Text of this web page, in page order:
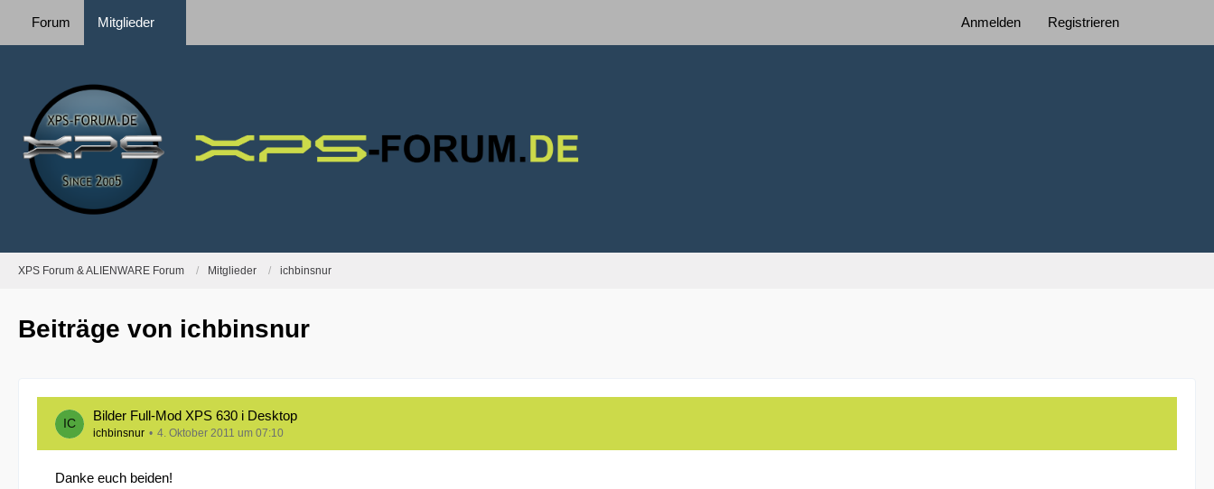
Forum Mitglieder Anmelden Registrieren
XPS Forum & ALIENWARE Forum Mitglieder ichbinsnur
Beiträge von ichbinsnur
Bilder Full-Mod XPS 630 i Desktop
ichbinsnur 4. Oktober 2011 um 07:10
Danke euch beiden!